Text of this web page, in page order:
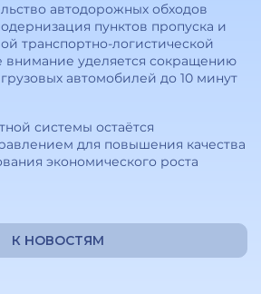
автодорожных обходов
пунктов пропуска и
транспортно-логистической
уделяется сокращению
автомобилей до 10 минут
системы остаётся
для повышения качества
экономического роста
К НОВОСТЯМ